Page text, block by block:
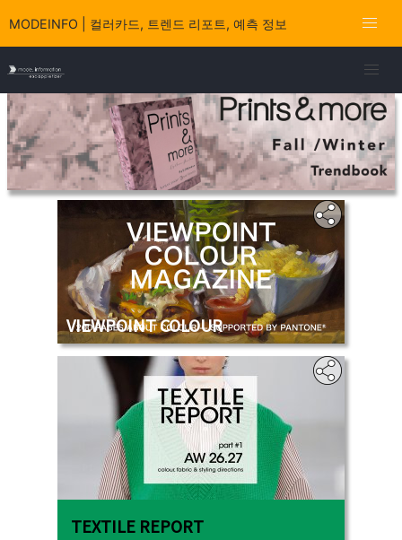
MODEINFO | 컬러카드, 트렌드 리포트, 예측 정보
VIEWPOINT COLOUR
TEXTILE REPORT